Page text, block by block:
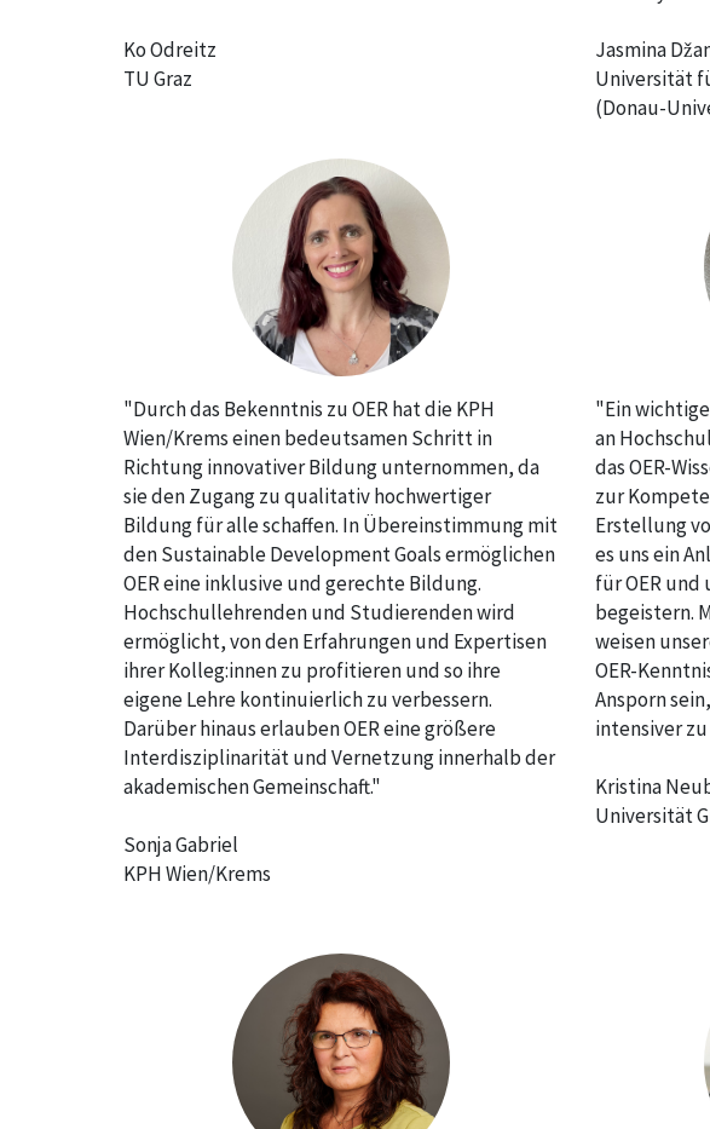
Ko Odreitz
TU Graz
Jasmina
Universität
(Donau-
"Durch das Bekenntnis zu OER hat die KPH
Wien/Krems einen bedeutsamen Schritt in
Richtung innovativer Bildung unternommen, da
sie den Zugang zu qualitativ hochwertiger
Bildung für alle schaffen. In Übereinstimmung mit
den Sustainable Development Goals ermöglichen
OER eine inklusive und gerechte Bildung.
Hochschullehrenden und Studierenden wird
ermöglicht, von den Erfahrungen und Expertisen
ihrer Kolleg:innen zu profitieren und so ihre
eigene Lehre kontinuierlich zu verbessern.
Darüber hinaus erlauben OER eine größere
Interdisziplinarität und Vernetzung innerhalb der
akademischen Gemeinschaft."
Sonja Gabriel
KPH Wien/Krems
"Ein
an
das OER-
zur
Erstellung
es uns ein
für OER
begeistern.
weisen
OER-
Ansporn
intensiver
Kristina
Universität